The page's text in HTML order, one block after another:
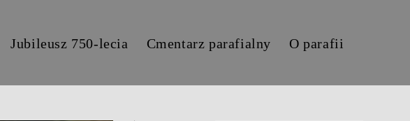
Jubileusz 750-lecia Cmentarz parafialny
O parafii